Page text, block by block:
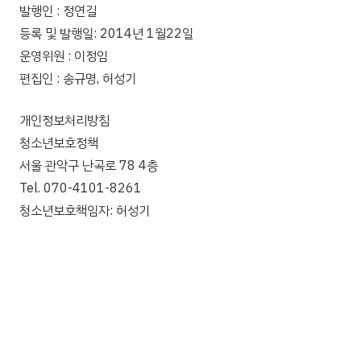
발행인 : 정연길
등록 및 발행일: 2014년 1월22일
운영위원 : 이정임
편집인 : 송규명, 허성기
개인정보처리방침
청소년보호정책
서울 관악구 난곡로 78 4층
Tel. 070-4101-8261
청소년보호책임자: 허성기